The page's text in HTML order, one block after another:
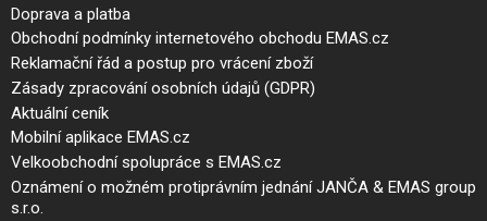
Doprava a platba
Obchodní podmínky internetového obchodu EMAS.cz
Reklamační řád a postup pro vrácení zboží
Zásady zpracování osobních údajů (GDPR)
Aktuální ceník
Mobilní aplikace EMAS.cz
Velkoobchodní spolupráce s EMAS.cz
Oznámení o možném protiprávním jednání JANČA & EMAS group
s.r.o.